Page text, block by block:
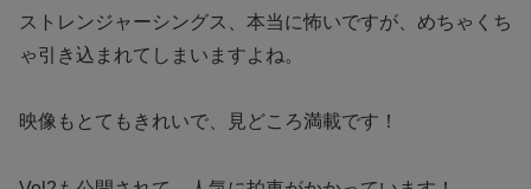
ストレンジャーシングス、本当に怖いですが、めちゃくち
ゃ引き込まれてしまいますよね。
映像もとてもきれいで、見どころ満載です！